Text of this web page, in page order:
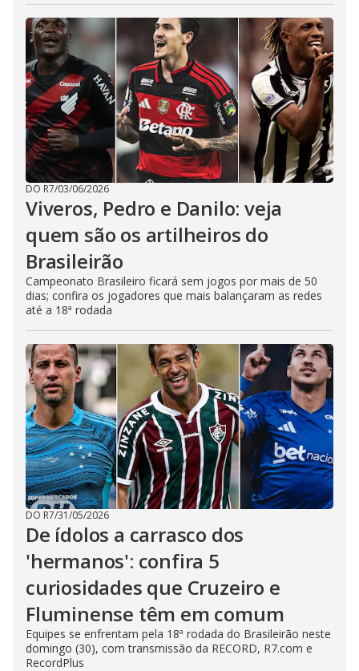
DO R7/03/06/2026
Viveros, Pedro e Danilo: veja
quem são os artilheiros do
Brasileirão
Campeonato Brasileiro ficará sem jogos por mais de 50
dias; confira os jogadores que mais balançaram as redes
até a 18ª rodada
DO R7/31/05/2026
De ídolos a carrasco dos
'hermanos': confira 5
curiosidades que Cruzeiro e
Fluminense têm em comum
Equipes se enfrentam pela 18ª rodada do Brasileirão neste
domingo (30), com transmissão da RECORD, R7.com e
RecordPlus